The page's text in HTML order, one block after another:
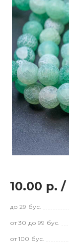
10.00 р. /
до 29 бус.
от 30 до 99 бус.
от 100 бус.